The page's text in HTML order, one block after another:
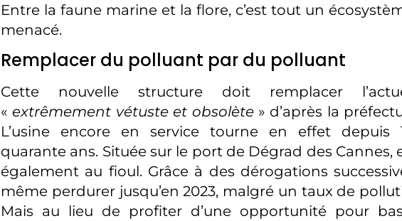
Entre la faune marine et la flore, c’est tout un
menacé.
Remplacer du polluant par du polluant
Cette nouvelle structure doit remplacer
«extrêmement vétuste et obsolète» d’après la
L’usine encore en service tourne en effet depuis
quarante ans. Située sur le port de Dégrad des Cannes,
également au fioul. Grâce à des dérogations
même perdurer jusqu’en 2023, malgré un taux de
Mais au lieu de profiter d’une opportunité pour